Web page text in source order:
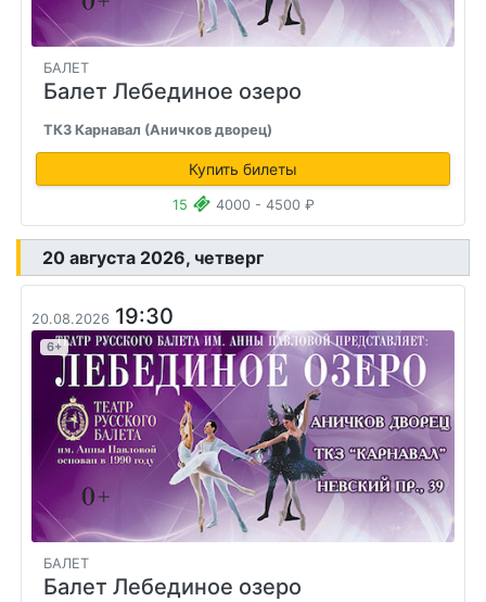
БАЛЕТ
Балет Лебединое озеро
ТКЗ Карнавал (Аничков дворец)
Купить билеты
15 4000 - 4500 ₽
20 августа 2026, четверг
20.08.2026 19:30
6+
БАЛЕТ
Балет Лебединое озеро